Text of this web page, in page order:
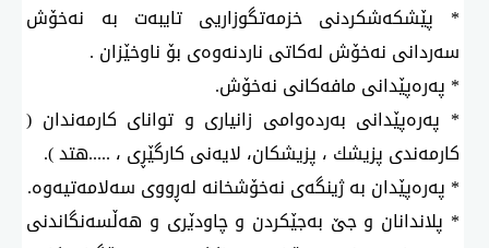
* پێشكەشكردنی خزمەتگوزاریی تایبەت بە نەخۆش
سەردانی نەخۆش لەكاتی ناردنەوەی بۆ ناوخێزان .
* پەرەپێدانی مافەكانی نەخۆش.
* پەرەپێدانی بەردەوامی زانیاری و توانای كارمەندان (
كارمەندی پزیشك ، پزیشكان، لایەنی كارگێڕی ، .....هتد ).
* پەرەپێدان بە ژینگەی نەخۆشخانە لەڕووی سەلامەتیەوە.
* پلاندانان و جێ بەجێكردن و چاودێری و هەڵسەنگاندنی